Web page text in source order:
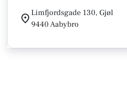
Limfjordsgade 130, Gjøl
9440 Aabybro